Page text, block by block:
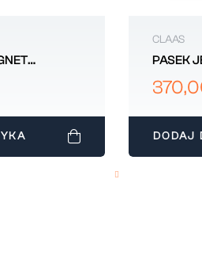
CLAAS
PASEK
DODAJ